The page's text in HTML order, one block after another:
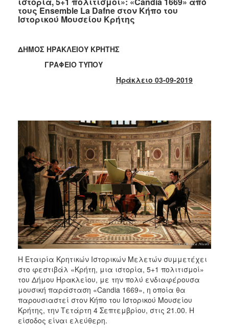
2021
2020
2018
2017
2012
2011
2010
2006
ΔΗΜΟΤΗΣ
ΕΠΙΣΚΕΠΤΗΣ
ΗΡΑΚΛΕΙΟ
τους Ensemble La Dafne στον Κήπο του
Ιστορικού Μουσείου Κρήτης
ΔΗΜΟΣ ΗΡΑΚΛΕΙΟΥ ΚΡΗΤΗΣ
ΓΡΑΦΕΙΟ ΤΥΠΟΥ
Ηράκλειο 03-09-2019
Η Εταιρία Κρητικών Ιστορικών Μελετών συμμετέχει
στο φεστιβάλ «Κρήτη, μια ιστορία, 5+1 πολιτισμοί»
του Δήμου Ηρακλείου, με την πολύ ενδιαφέρουσα
μουσική παράσταση «Candia 1669», η οποία θα
παρουσιαστεί στον Κήπο του Ιστορικού Μουσείου
Κρήτης, την Τετάρτη 4 Σεπτεμβρίου, στις 21.00. Η
είσοδος είναι ελεύθερη.